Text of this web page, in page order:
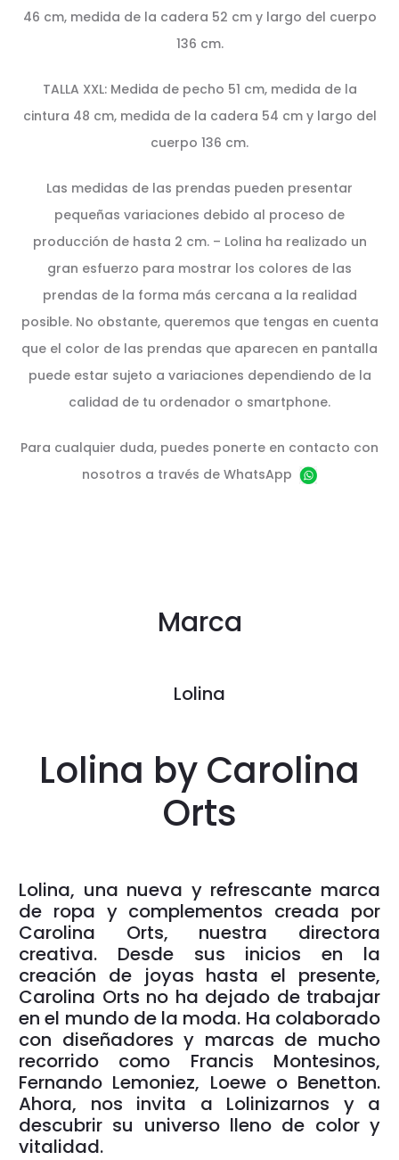
46 cm, medida de la cadera 52 cm y largo del cuerpo
136 cm.
TALLA XXL: Medida de pecho 51 cm, medida de la
cintura 48 cm, medida de la cadera 54 cm y largo del
cuerpo 136 cm.
Las medidas de las prendas pueden presentar
pequeñas variaciones debido al proceso de
producción de hasta 2 cm. – Lolina ha realizado un
gran esfuerzo para mostrar los colores de las
prendas de la forma más cercana a la realidad
posible. No obstante, queremos que tengas en cuenta
que el color de las prendas que aparecen en pantalla
puede estar sujeto a variaciones dependiendo de la
calidad de tu ordenador o smartphone.
Para cualquier duda, puedes ponerte en contacto con
nosotros a través de WhatsApp
Marca
Lolina
Lolina by Carolina
Orts
Lolina, una nueva y refrescante marca
de ropa y complementos creada por
Carolina Orts, nuestra directora
creativa. Desde sus inicios en la
creación de joyas hasta el presente,
Carolina Orts no ha dejado de trabajar
en el mundo de la moda. Ha colaborado
con diseñadores y marcas de mucho
recorrido como Francis Montesinos,
Fernando Lemoniez, Loewe o Benetton.
Ahora, nos invita a Lolinizarnos y a
descubrir su universo lleno de color y
vitalidad.